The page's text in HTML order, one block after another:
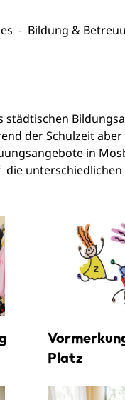
Bildung &
städtischen
der Schulzeit
in
Platz